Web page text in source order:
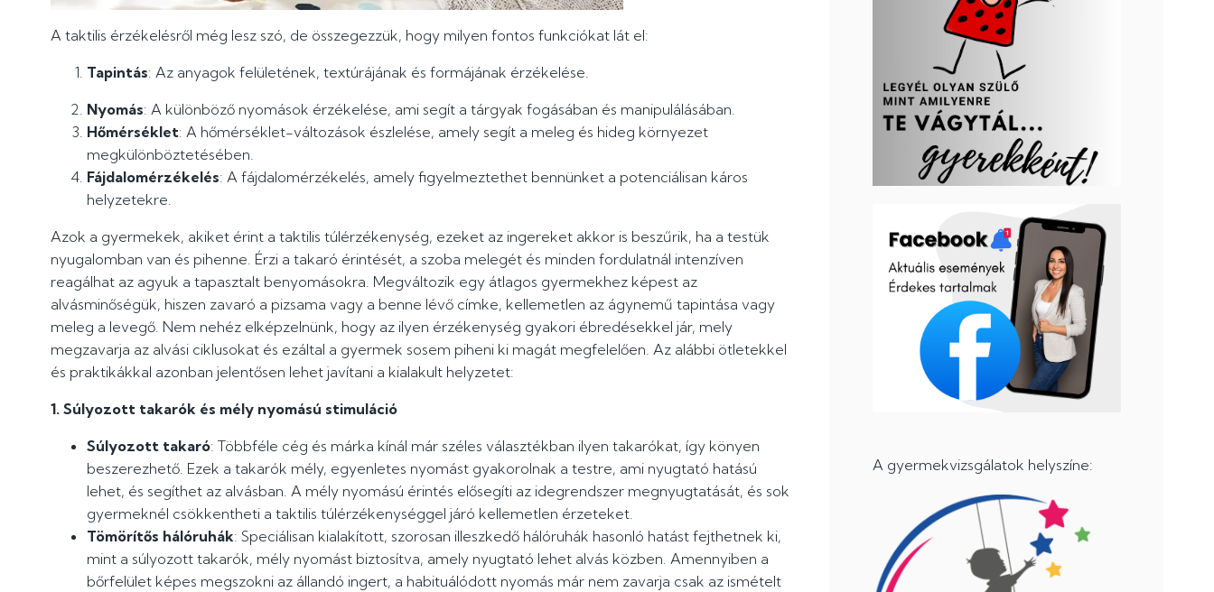
A taktilis érzékelésről még lesz szó, de összegezzük, hogy milyen fontos funkciókat lát el:
Tapintás: Az anyagok felületének, textúrájának és formájának érzékelése.
Nyomás: A különböző nyomások érzékelése, ami segít a tárgyak fogásában és manipulálásában.
Hőmérséklet: A hőmérséklet-változások észlelése, amely segít a meleg és hideg környezet
megkülönböztetésében.
Fájdalomérzékelés: A fájdalomérzékelés, amely figyelmeztethet bennünket a potenciálisan káros
helyzetekre.
Azok a gyermekek, akiket érint a taktilis túlérzékenység, ezeket az ingereket akkor is beszűrik, ha a testük
nyugalomban van és pihenne. Érzi a takaró érintését, a szoba melegét és minden fordulatnál intenzíven
reagálhat az agyuk a tapasztalt benyomásokra. Megváltozik egy átlagos gyermekhez képest az
alvásminőségük, hiszen zavaró a pizsama vagy a benne lévő címke, kellemetlen az ágynemű tapintása vagy
meleg a levegő. Nem nehéz elképzelnünk, hogy az ilyen érzékenység gyakori ébredésekkel jár, mely
megzavarja az alvási ciklusokat és ezáltal a gyermek sosem piheni ki magát megfelelően. Az alábbi ötletekkel
és praktikákkal azonban jelentősen lehet javítani a kialakult helyzetet:
1. Súlyozott takarók és mély nyomású stimuláció
Súlyozott takaró: Többféle cég és márka kínál már széles választékban ilyen takarókat, így könyen
beszerezhető. Ezek a takarók mély, egyenletes nyomást gyakorolnak a testre, ami nyugtató hatású
lehet, és segíthet az alvásban. A mély nyomású érintés elősegíti az idegrendszer megnyugtatását, és sok
gyermeknél csökkentheti a taktilis túlérzékenységgel járó kellemetlen érzeteket.
Tömörítős hálóruhák: Speciálisan kialakított, szorosan illeszkedő hálóruhák hasonló hatást fejthetnek ki,
mint a súlyozott takarók, mély nyomást biztosítva, amely nyugtató lehet alvás közben. Amennyiben a
bőrfelület képes megszokni az állandó ingert, a habituálódott nyomás már nem zavarja csak az ismételt
A gyermekvizsgálatok helyszíne: